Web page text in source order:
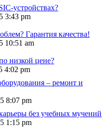
устройствах?
3:43 pm
Гарантия качества!
10:51 am
низкой цене?
4:02 pm
– ремонт и
8:07 pm
без учебных мучений
1:15 pm